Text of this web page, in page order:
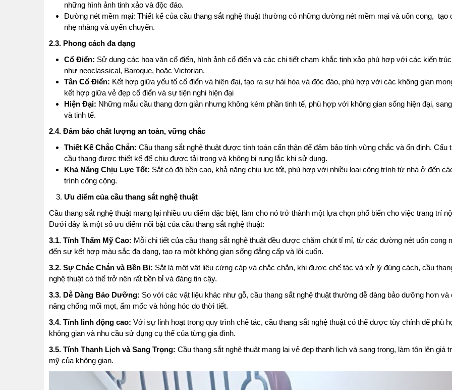
những hình ảnh tinh xảo và độc đáo.
Đường nét mềm mại: Thiết kế của cầu thang sắt nghệ thuật thường có những đường nét mềm mại và uốn cong, tạo
nhẹ nhàng và uyển chuyển.
2.3. Phong cách đa dạng
Cổ Điển: Sử dụng các hoa văn cổ điển, hình ảnh cổ điển và các chi tiết chạm khắc tinh xảo phù hợp với các kiến
như neoclassical, Baroque, hoặc Victorian.
Tân Cổ Điển: Kết hợp giữa yếu tố cổ điển và hiện đại, tạo ra sự hài hòa và độc đáo, phù hợp với các không gian
kết hợp giữa vẻ đẹp cổ điển và sự tiện nghi hiện đại
Hiện Đại: Những mẫu cầu thang đơn giản nhưng không kém phần tinh tế, phù hợp với không gian sống hiện đại,
và tinh tế.
2.4. Đảm bảo chất lượng an toàn, vững chắc
Thiết Kế Chắc Chắn: Cầu thang sắt nghệ thuật được tính toán cẩn thận để đảm bảo tính vững chắc và ổn định. Cấu
cầu thang được thiết kế để chịu được tải trọng và không bị rung lắc khi sử dụng.
Khả Năng Chịu Lực Tốt: Sắt có độ bền cao, khả năng chịu lực tốt, phù hợp với nhiều loại công trình từ nhà ở đến
trình công cộng.
Ưu điểm của cầu thang sắt nghệ thuật
Cầu thang sắt nghệ thuật mang lại nhiều ưu điểm đặc biệt, làm cho nó trở thành một lựa chọn phổ biến cho việc trang trí
Dưới đây là một số ưu điểm nổi bật của cầu thang sắt nghệ thuật:
3.1. Tính Thẩm Mỹ Cao: Mỗi chi tiết của cầu thang sắt nghệ thuật đều được chăm chút tỉ mỉ, từ các đường nét uốn cong
đến sự kết hợp màu sắc đa dạng, tạo ra một không gian sống đẳng cấp và lôi cuốn.
3.2. Sự Chắc Chắn và Bền Bỉ: Sắt là một vật liệu cứng cáp và chắc chắn, khi được chế tác và xử lý đúng cách, cầu
nghệ thuật có thể trở nên rất bền bỉ và đáng tin cậy.
3.3. Dễ Dàng Bảo Dưỡng: So với các vật liệu khác như gỗ, cầu thang sắt nghệ thuật thường dễ dàng bảo dưỡng hơn và
năng chống mối mọt, ẩm mốc và hỏng hóc do thời tiết.
3.4. Tính linh động cao: Với sự linh hoạt trong quy trình chế tác, cầu thang sắt nghệ thuật có thể được tùy chỉnh để phù
không gian và nhu cầu sử dụng cụ thể của từng gia đình.
3.5. Tính Thanh Lịch và Sang Trọng: Cầu thang sắt nghệ thuật mang lại vẻ đẹp thanh lịch và sang trọng, làm tôn lên giá
mỹ của không gian.